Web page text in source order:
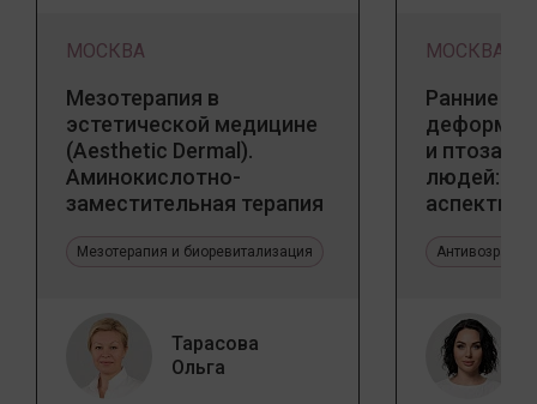
МОСКВА
Мезотерапия в
эстетической медицине
(Aesthetic Dermal).
Аминокислотно-
заместительная терапия
Мезотерапия и биоревитализация
Тарасова
Ольга
МОСКВА
Ранние
и птоза у
людей:
аспекты